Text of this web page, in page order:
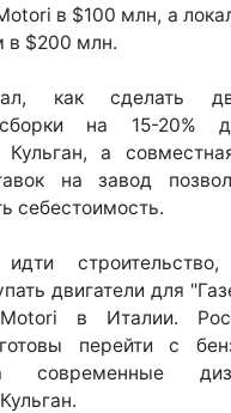
в $100 млн, а
в $200 млн.
как сделать
на 15-20%
Кульган, а
на завод
себестоимость.
строительство,
двигатели для
в Италии.
перейти с
современные